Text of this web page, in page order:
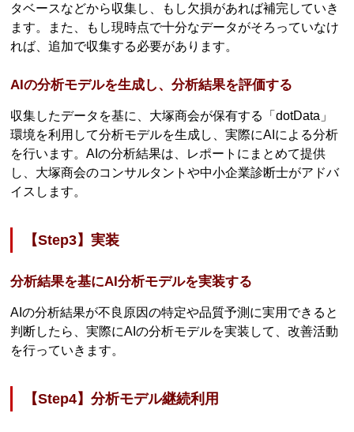
タベースなどから収集し、もし欠損があれば補完していき
ます。また、もし現時点で十分なデータがそろっていなけ
れば、追加で収集する必要があります。
AIの分析モデルを生成し、分析結果を評価する
収集したデータを基に、大塚商会が保有する「dotData」
環境を利用して分析モデルを生成し、実際にAIによる分析
を行います。AIの分析結果は、レポートにまとめて提供
し、大塚商会のコンサルタントや中小企業診断士がアドバ
イスします。
【Step3】実装
分析結果を基にAI分析モデルを実装する
AIの分析結果が不良原因の特定や品質予測に実用できると
判断したら、実際にAIの分析モデルを実装して、改善活動
を行っていきます。
【Step4】分析モデル継続利用